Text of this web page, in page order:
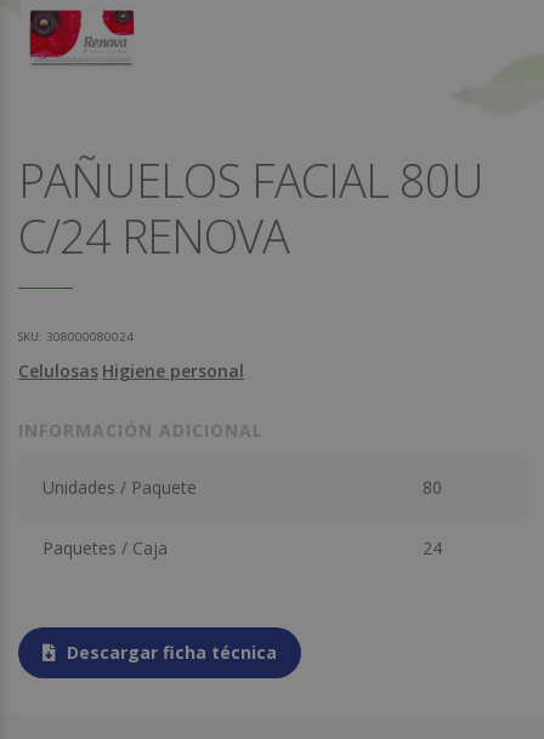
PAÑUELOS FACIAL 80U
C/24 RENOVA
SKU: 308000080024
Celulosas Higiene personal
INFORMACIÓN ADICIONAL
Unidades / Paquete 80
Paquetes / Caja 24
Descargar ficha técnica